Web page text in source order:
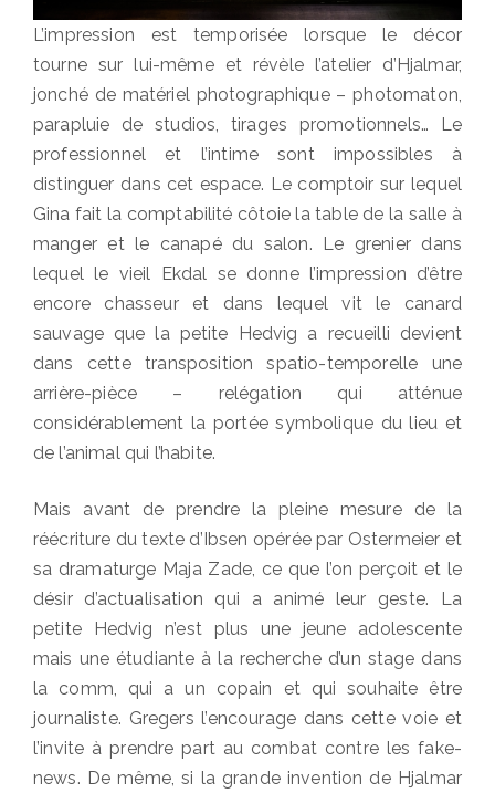
L’impression est temporisée lorsque le décor
tourne sur lui-même et révèle l’atelier d’Hjalmar,
jonché de matériel photographique – photomaton,
parapluie de studios, tirages promotionnels… Le
professionnel et l’intime sont impossibles à
distinguer dans cet espace. Le comptoir sur lequel
Gina fait la comptabilité côtoie la table de la salle à
manger et le canapé du salon. Le grenier dans
lequel le vieil Ekdal se donne l’impression d’être
encore chasseur et dans lequel vit le canard
sauvage que la petite Hedvig a recueilli devient
dans cette transposition spatio-temporelle une
arrière-pièce – relégation qui atténue
considérablement la portée symbolique du lieu et
de l’animal qui l’habite.
Mais avant de prendre la pleine mesure de la
réécriture du texte d’Ibsen opérée par Ostermeier et
sa dramaturge Maja Zade, ce que l’on perçoit et le
désir d’actualisation qui a animé leur geste. La
petite Hedvig n’est plus une jeune adolescente
mais une étudiante à la recherche d’un stage dans
la comm, qui a un copain et qui souhaite être
journaliste. Gregers l’encourage dans cette voie et
l’invite à prendre part au combat contre les fake-
news. De même, si la grande invention de Hjalmar